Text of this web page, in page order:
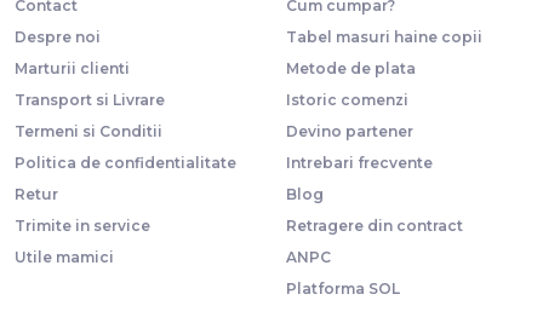
Contact
Despre noi
Marturii clienti
Transport si Livrare
Termeni si Conditii
Politica de confidentialitate
Retur
Trimite in service
Utile mamici
Cum cumpar?
Tabel masuri haine copii
Metode de plata
Istoric comenzi
Devino partener
Intrebari frecvente
Blog
Retragere din contract
ANPC
Platforma SOL